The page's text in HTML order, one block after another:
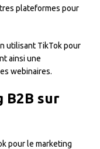
plateformes pour
utilisant TikTok pour
ainsi une
webinaires.
B2B sur
pour le marketing